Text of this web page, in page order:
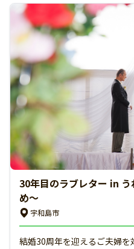
30年目のラブレター in
め〜
宇和島市
結婚30周年を迎えるご夫婦